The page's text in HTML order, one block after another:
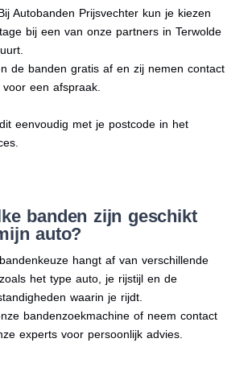
Autobanden Prijsvechter kun je kiezen
bij een van onze partners in Terwolde
de banden gratis af en zij nemen contact
een afspraak.
eenvoudig met je postcode in het
banden zijn geschikt
auto?
hangt af van verschillende
het type auto, je rijstijl en de
waarin je rijdt.
bandenzoekmachine of neem contact
experts voor persoonlijk advies.